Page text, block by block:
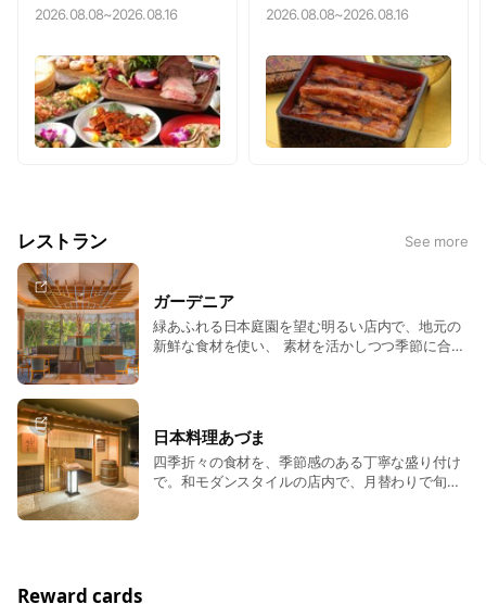
ニア★ランチ＆ディナー
2026.08.08~2026.08.16 ルプライス
2026.08.08~2026.08.16
レストラン See more
ガーデニア
緑あふれる日本庭園を望む明るい店内で、地元の
新鮮な食材を使い、 素材を活かしつつ季節に合わ
日本料理あづま
四季折々の食材を、季節感のある丁寧な盛り付け
で。和モダンスタイルの店内で、月替わりで旬を
Reward cards